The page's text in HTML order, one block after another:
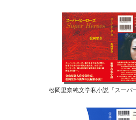
松岡里奈純文学私小説『スーパ